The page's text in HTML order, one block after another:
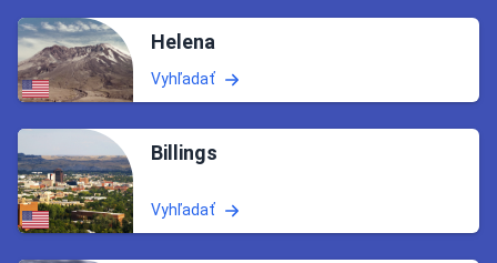
Helena
Vyhľadať
Billings
Vyhľadať